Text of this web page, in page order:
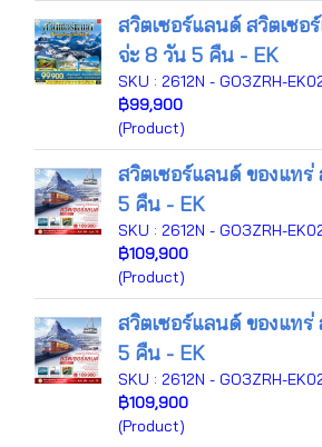
สวิตเซอร์แลนด์ สวิตเซ
จ่ะ 8 วัน 5 คืน - EK
SKU : 2612N - GO3ZRH-
฿99,900
(Product)
สวิตเซอร์แลนด์ ของแท
5 คืน - EK
SKU : 2612N - GO3ZRH-
฿109,900
(Product)
สวิตเซอร์แลนด์ ของแท
5 คืน - EK
SKU : 2612N - GO3ZRH-
฿109,900
(Product)